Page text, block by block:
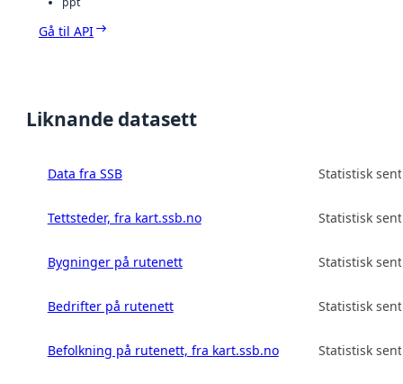
Gå til API
Liknande datasett
Data fra SSB Statistisk
Tettsteder, fra kart.ssb.no Statistisk
Bygninger på rutenett Statistisk
Bedrifter på rutenett Statistisk
Befolkning på rutenett, fra kart.ssb.no Statistisk